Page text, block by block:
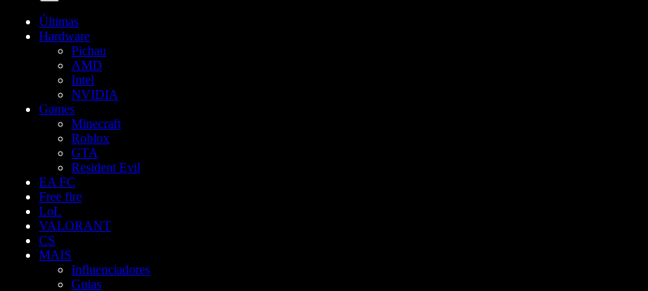
Últimas
Hardware
Pichau
AMD
Intel
NVIDIA
Games
Minecraft
Roblox
GTA
Resident Evil
EA FC
Free fire
LoL
VALORANT
CS
MAIS
Influenciadores
Guias